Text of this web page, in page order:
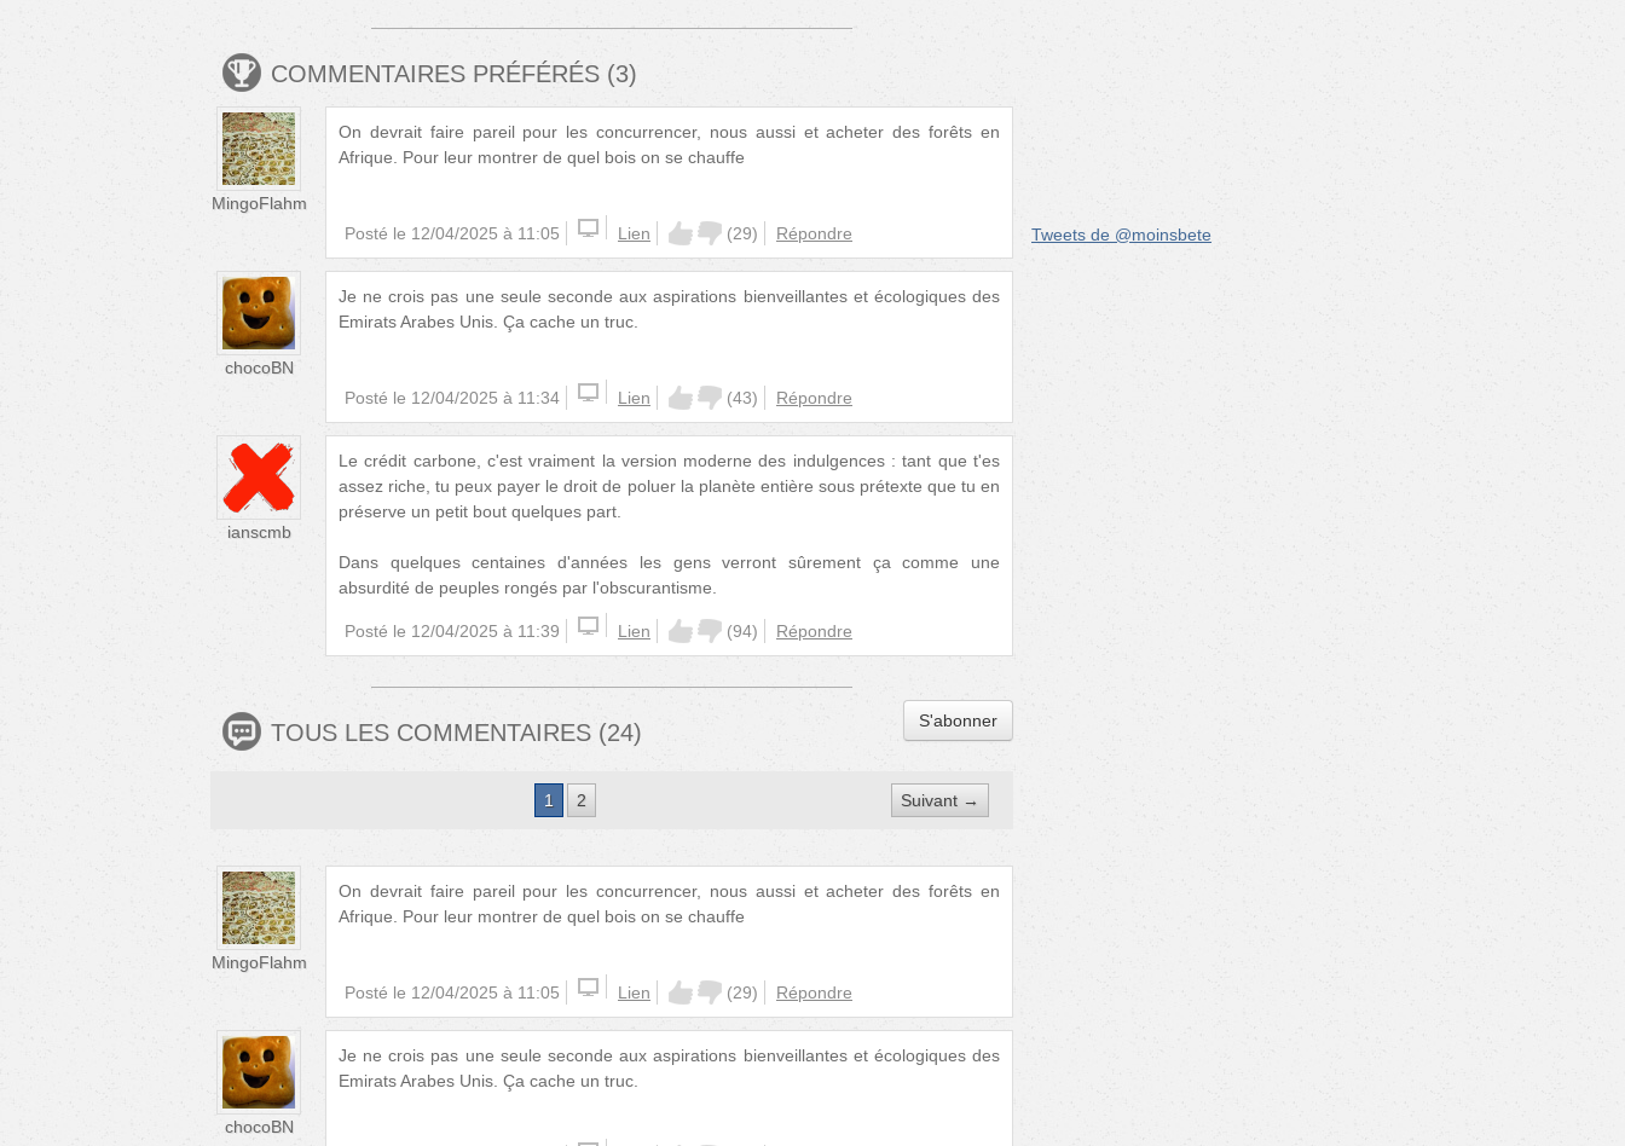
COMMENTAIRES PRÉFÉRÉS (3)
MingoFlahm
On devrait faire pareil pour les concurrencer, nous aussi et acheter des forêts en
Afrique. Pour leur montrer de quel bois on se chauffe
Posté le 12/04/2025 à 11:05 Lien (29) Répondre
chocoBN
Je ne crois pas une seule seconde aux aspirations bienveillantes et écologiques des
Emirats Arabes Unis. Ça cache un truc.
Posté le 12/04/2025 à 11:34 Lien (43) Répondre
ianscmb
Le crédit carbone, c'est vraiment la version moderne des indulgences : tant que t'es
assez riche, tu peux payer le droit de poluer la planète entière sous prétexte que tu en
préserve un petit bout quelques part.
Dans quelques centaines d'années les gens verront sûrement ça comme une
absurdité de peuples rongés par l'obscurantisme.
Posté le 12/04/2025 à 11:39 Lien (94) Répondre
TOUS LES COMMENTAIRES (24) S'abonner
1 2 Suivant →
MingoFlahm
On devrait faire pareil pour les concurrencer, nous aussi et acheter des forêts en
Afrique. Pour leur montrer de quel bois on se chauffe
Posté le 12/04/2025 à 11:05 Lien (29) Répondre
chocoBN
Je ne crois pas une seule seconde aux aspirations bienveillantes et écologiques des
Emirats Arabes Unis. Ça cache un truc.
Tweets de @moinsbete